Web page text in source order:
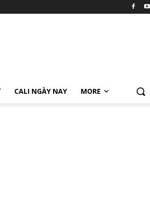
CALI NGÀY NAY MORE